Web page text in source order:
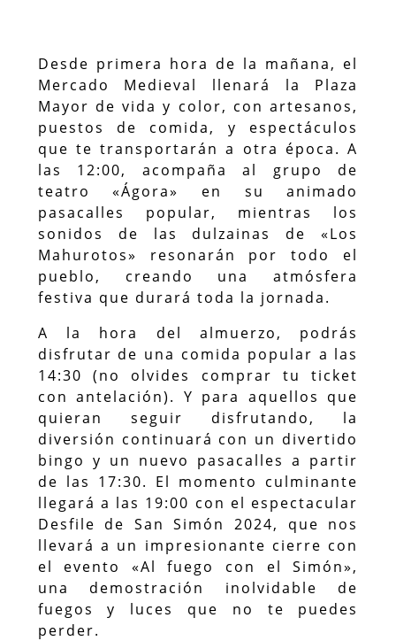
Desde primera hora de la mañana, el
Mercado Medieval llenará la Plaza
Mayor de vida y color, con artesanos,
puestos de comida, y espectáculos
que te transportarán a otra época. A
las 12:00, acompaña al grupo de
teatro «Ágora» en su animado
pasacalles popular, mientras los
sonidos de las dulzainas de «Los
Mahurotos» resonarán por todo el
pueblo, creando una atmósfera
festiva que durará toda la jornada.
A la hora del almuerzo, podrás
disfrutar de una comida popular a las
14:30 (no olvides comprar tu ticket
con antelación). Y para aquellos que
quieran seguir disfrutando, la
diversión continuará con un divertido
bingo y un nuevo pasacalles a partir
de las 17:30. El momento culminante
llegará a las 19:00 con el espectacular
Desfile de San Simón 2024, que nos
llevará a un impresionante cierre con
el evento «Al fuego con el Simón»,
una demostración inolvidable de
fuegos y luces que no te puedes
perder.